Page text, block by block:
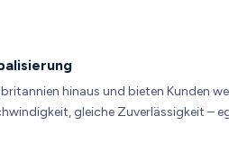
hinaus und bieten Kunden
gleiche Zuverlässigkeit –